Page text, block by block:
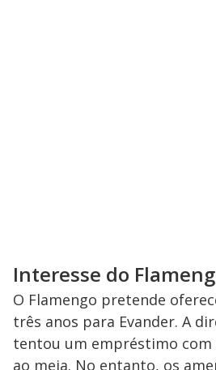
Interesse do
O Flamengo pretende
três anos para Evander. A
tentou um empréstimo com
ao meia. No entanto, os